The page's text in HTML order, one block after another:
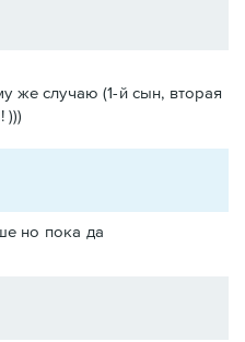
же случаю (1-й сын, вторая
но пока да